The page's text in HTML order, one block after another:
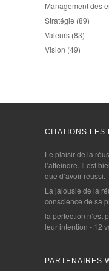
Management des
Stratégie (89)
Valeurs (83)
Vision (49)
CITATIONS LES
Le plaisir de la
l’atteindre. Il est
que d’avoir réussi.
La jalousie de la
conscience de sa
la perfection n’est
leur intention - 12
PARTENAIRES